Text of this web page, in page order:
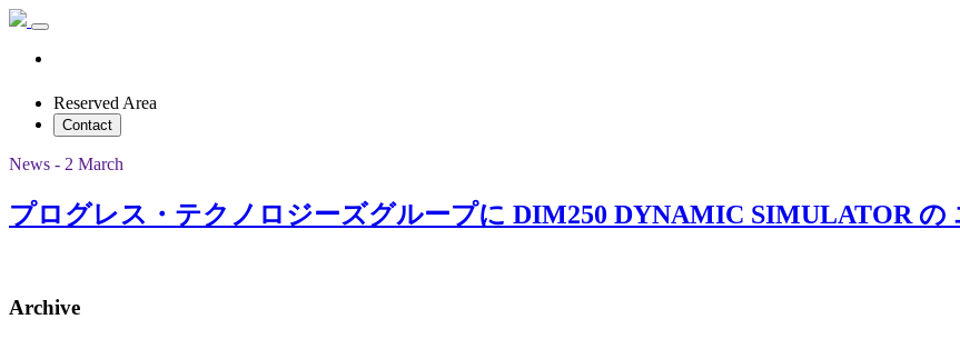
Reserved Area
Contact
News - 2 March
プログレス・テクノロジーズグループに DIM250 DYNAMIC SIMULATOR
Archive